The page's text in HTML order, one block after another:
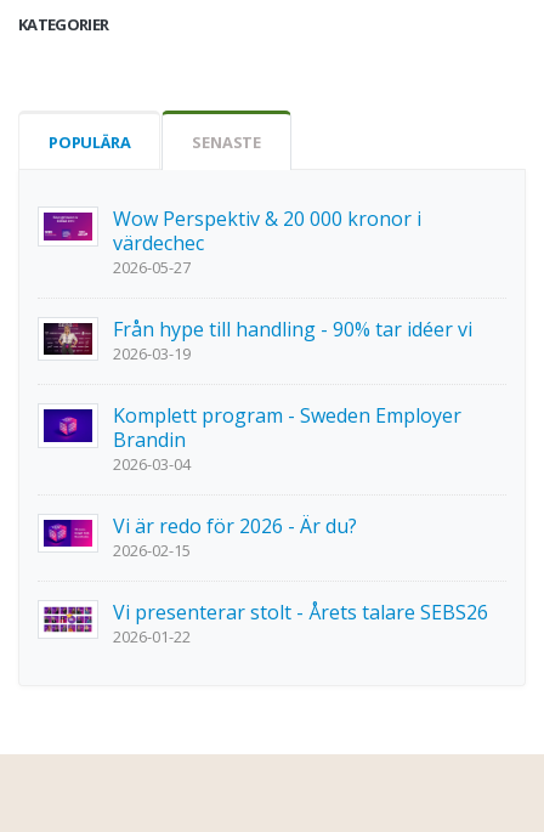
KATEGORIER
POPULÄRA SENASTE
Wow Perspektiv & 20 000 kronor i
värdechec
2026-05-27
Från hype till handling - 90% tar idéer vi
2026-03-19
Komplett program - Sweden Employer
Brandin
2026-03-04
Vi är redo för 2026 - Är du?
2026-02-15
Vi presenterar stolt - Årets talare SEBS26
2026-01-22